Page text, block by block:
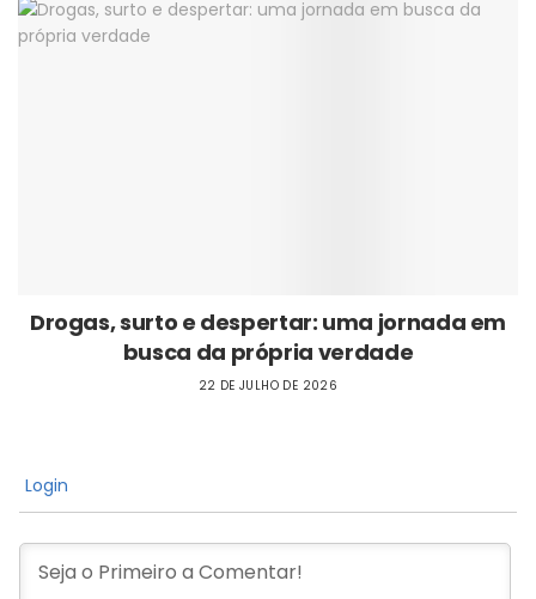
Drogas, surto e despertar: uma jornada em
busca da própria verdade
22 DE JULHO DE 2026
Login